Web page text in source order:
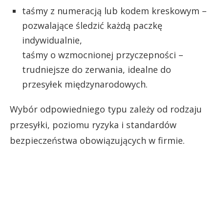
taśmy z numeracją lub kodem kreskowym –
pozwalające śledzić każdą paczkę
indywidualnie,
taśmy o wzmocnionej przyczepności –
trudniejsze do zerwania, idealne do
przesyłek międzynarodowych.
Wybór odpowiedniego typu zależy od rodzaju
przesyłki, poziomu ryzyka i standardów
bezpieczeństwa obowiązujących w firmie.